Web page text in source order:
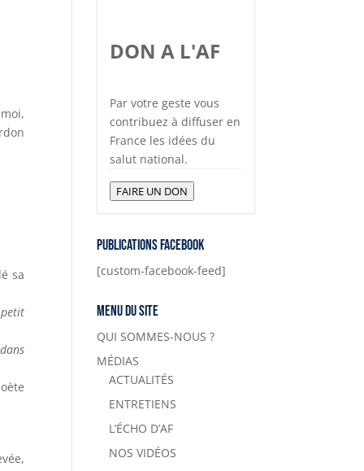
sa
DON A L'AF
Par votre geste vous
contribuez à diffuser en
France les idées du
salut national.
FAIRE UN DON
Publications Facebook
[custom-facebook-feed]
Menu du site
QUI SOMMES-NOUS ?
MÉDIAS
ACTUALITÉS
ENTRETIENS
L’ÉCHO D’AF
NOS VIDÉOS